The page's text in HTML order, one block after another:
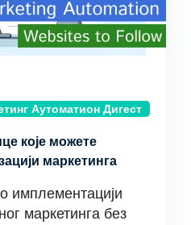
Аутоматион Дигест
које можете
маркетинга
имплементацији
маркетинга без